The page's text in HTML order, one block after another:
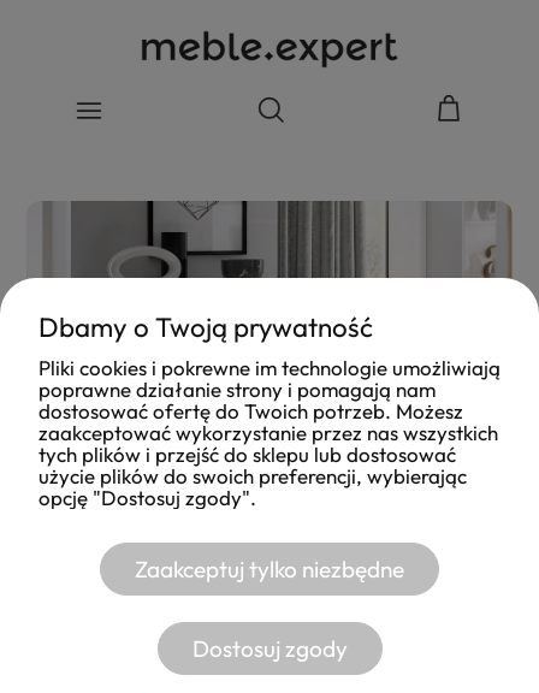
UNIWERSALNY KOLOR
Komody białe
Biała komoda będzie uniwersalną bazą, w
Dbamy o Twoją prywatność
Pliki cookies i pokrewne im technologie umożliwiają
poprawne działanie strony i pomagają nam
dostosować ofertę do Twoich potrzeb. Możesz
zaakceptować wykorzystanie przez nas wszystkich
tych plików i przejść do sklepu lub dostosować
użycie plików do swoich preferencji, wybierając
opcję "Dostosuj zgody".
Zaakceptuj tylko niezbędne
Dostosuj zgody